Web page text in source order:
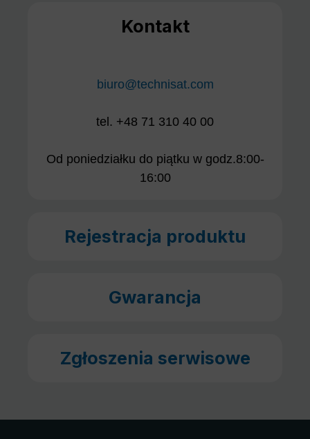
Kontakt
biuro@technisat.com
tel. +48 71 310 40 00
Od poniedziałku do piątku w godz.8:00-
16:00
Rejestracja produktu
Gwarancja
Zgłoszenia serwisowe